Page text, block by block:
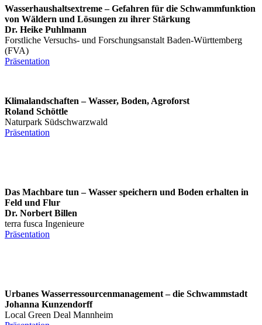
Wasserhaushaltsextreme – Gefahren für die Schwammfunktion
von Wäldern und Lösungen zu ihrer Stärkung
Dr. Heike Puhlmann
Forstliche Versuchs- und Forschungsanstalt Baden-Württemberg
(FVA)
Präsentation
Klimalandschaften – Wasser, Boden, Agroforst
Roland Schöttle
Naturpark Südschwarzwald
Präsentation
Das Machbare tun – Wasser speichern und Boden erhalten in
Feld und Flur
Dr. Norbert Billen
terra fusca Ingenieure
Präsentation
Urbanes Wasserressourcenmanagement – die Schwammstadt
Johanna Kunzendorff
Local Green Deal Mannheim